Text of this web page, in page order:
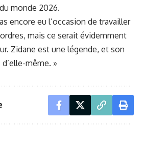
monde 2026.
encore eu l’occasion de travailler
mais ce serait évidemment
Zidane est une légende, et son
d’elle-même. »